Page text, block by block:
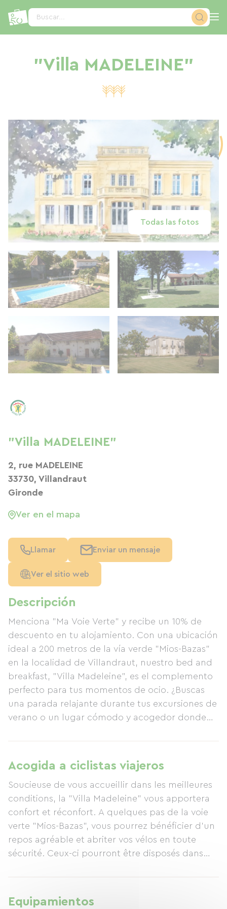
Buscar...
"Villa MADELEINE"
Todas las fotos
Descripción
Menciona "Ma Voie Verte" y recibe un 10% de
descuento en tu alojamiento. Con una ubicación
ideal a 200 metros de la vía verde "Mios-Bazas"
en la localidad de Villandraut, nuestro bed and
breakfast, "Villa Madeleine", es el complemento
perfecto para tus momentos de ocio. ¿Buscas
una parada relajante durante tus excursiones de
verano o un lugar cómodo y acogedor donde
ofrecerán el entorno excepcional de Villa
Madeleine y guardarán tus bicicletas de forma
segura. Tres habitaciones amplias y luminosas,
que combinan el encanto del siglo XIX con las
comodidades modernas, te proporcionarán un
descanso reparador. Desde el momento de tu
llegada, serás recibido por Marie-France, tu
anfitriona, quien te atenderá con atención y
ofrecerá un menú del día delicioso, auténtico e
Acogida a ciclistas viajeros
Soucieuse de vous accueillir dans les meilleures
conditions, la "Villa Madeleine" vous apportera
confort et réconfort. A quelques pas de la voie
verte "Mios-Bazas", vous pourrez bénéficier d'un
repos agréable et abriter vos vélos en toute
sécurité. Ceux-ci pourront être disposés dans
Equipamientos
"Villa MADELEINE"
2, rue MADELEINE
33730, Villandraut
Gironde
Ver en el mapa
Llamar Enviar un mensaje
Ver el sitio web
Panel de gestión de cookies